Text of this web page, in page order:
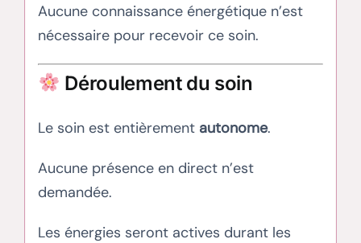
Aucune connaissance énergétique n’est
nécessaire pour recevoir ce soin.
Déroulement du soin
Le soin est entièrement autonome.
Aucune présence en direct n’est
demandée.
Les énergies seront actives durant les